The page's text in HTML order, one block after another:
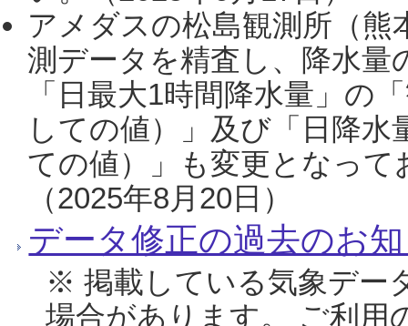
アメダスの松島観測所（熊
測データを精査し、降水
「日最大1時間降水量」の
しての値）」及び「日降
ての値）」も変更となっ
（2025年8月20日）
データ修正の過去のお
※ 掲載している気象デー
場合があります。 ご利用